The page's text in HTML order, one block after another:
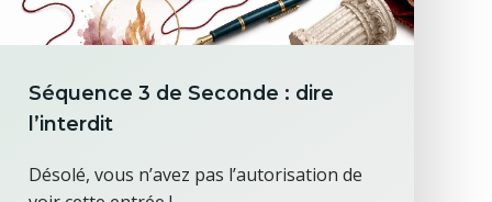
Séquence 3 de Seconde : dire
l’interdit
Désolé, vous n’avez pas l’autorisation de